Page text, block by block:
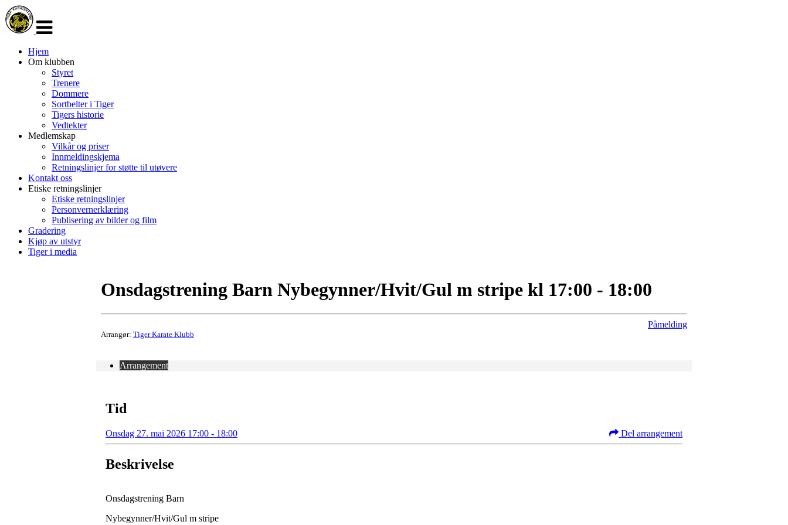
navigasjon
Hjem
Om klubben
Styret
Trenere
Dommere
Sortbelter i Tiger
Tigers historie
Vedtekter
Medlemskap
Vilkår og priser
Innmeldingskjema
Retningslinjer for støtte til utøvere
Kontakt oss
Etiske retningslinjer
Etiske retningslinjer
Personvernerklæring
Publisering av bilder og film
Gradering
Kjøp av utstyr
Tiger i media
Onsdagstrening Barn Nybegynner/Hvit/Gul m stripe kl 17:00 - 18:00
Arrangør: Tiger Karate Klubb
Påmelding
Arrangement
Tid
Onsdag 27. mai 2026 17:00 - 18:00 Del arrangement
Beskrivelse
Onsdagstrening Barn
Nybegynner/Hvit/Gul m stripe